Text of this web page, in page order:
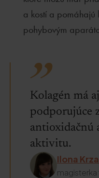
a kostí a pomáhajú
pohybovým
Kolagén má
podporujúce
antioxidačnú
aktivitu.
Ilona